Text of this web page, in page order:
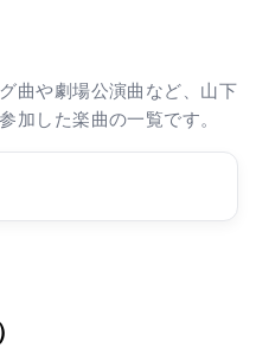
曲や劇場公演曲など、山下
加した楽曲の一覧です。